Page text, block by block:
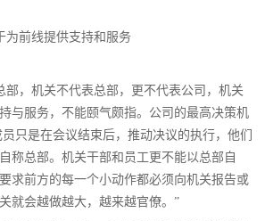
为前线提供支持和服务
部，机关不代表总部，更不代表公司，机关
与服务，不能颐气颇指。公司的最高决策机
只是在会议结束后，推动决议的执行，他们
称总部。机关干部和员工更不能以总部自
求前方的每一个小动作都必须向机关报告或
就会越做越大，越来越官僚。”